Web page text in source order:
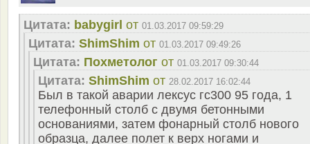
Цитата: babygirl от 01.03.2017 09:59:29
Цитата: ShimShim от 01.03.2017 09:49:26
Цитата: Похметолог от 01.03.2017 09:30:44
Цитата: ShimShim от 28.02.2017 16:02:44
Был в такой аварии лексус гс300 95 года, 1
телефонный столб с двумя бетонными
основаниями, затем фонарный столб нового
образца, далее полет к верх ногами и